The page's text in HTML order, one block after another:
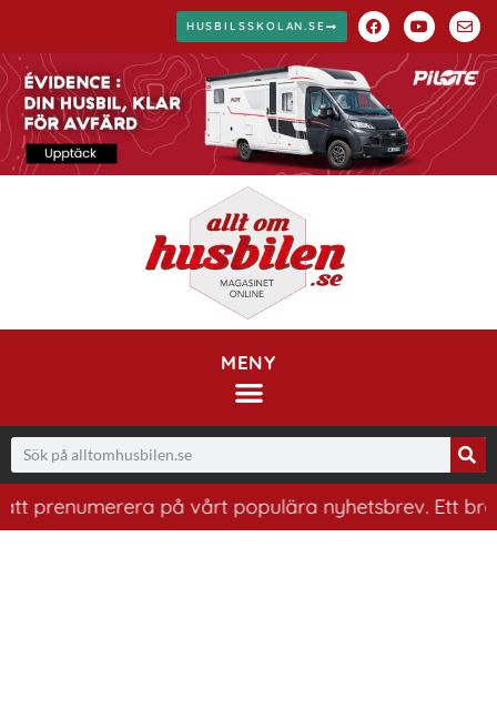
HUSBILSSKOLAN.SE
MENY
på vårt populära nyhetsbrev. Ett bra sätt